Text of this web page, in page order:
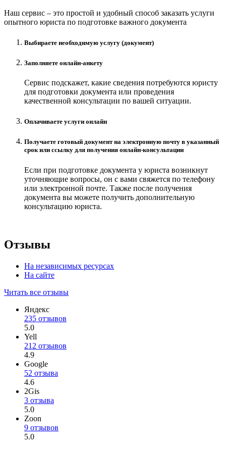
Наш сервис – это простой и удобный способ заказать услуги
опытного юриста по подготовке важного документа
Выбираете необходимую услугу (документ)
Заполняете онлайн-анкету
Сервис подскажет, какие сведения потребуются юристу
для подготовки документа или проведения
качественной консультации по вашей ситуации.
Оплачиваете услуги онлайн
Получаете готовый документ на электронную почту в указанный
срок или ссылку для получения онлайн-консультации
Если при подготовке документа у юриста возникнут
уточняющие вопросы, он с вами свяжется по телефону
или электронной почте. Также после получения
документа вы можете получить дополнительную
консультацию юриста.
Отзывы
На независимых ресурсах
На сайте
Читать все отзывы
Яндекс
235 отзывов
5.0
Yell
212 отзывов
4.9
Google
52 отзыва
4.6
2Gis
3 отзыва
5.0
Zoon
9 отзывов
5.0